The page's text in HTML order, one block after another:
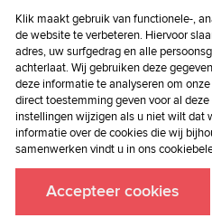
Cookiebeleid
Privacybeleid
Disclaimer
Klik maakt gebruik van functionele-,
de website te verbeteren. Hiervoor
adres, uw surfgedrag en alle
achterlaat. Wij gebruiken deze
deze informatie te analyseren om
direct toestemming geven voor al
instellingen wijzigen als u niet wilt dat
informatie over de cookies die wij
samenwerken vindt u in ons
Accepteer cookies